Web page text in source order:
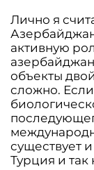
Лично я
активную
объекты
сложно.
существует
Турция и